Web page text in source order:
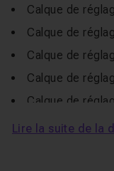
Calque de
Calque de
Calque de
Calque de
Calque de
Calque de
Lire la suite de la